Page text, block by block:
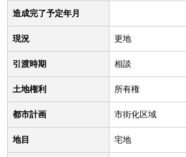
造成完了予定年月
現況 更地
引渡時期 相談
土地権利 所有権
都市計画 市街化区域
地目 宅地